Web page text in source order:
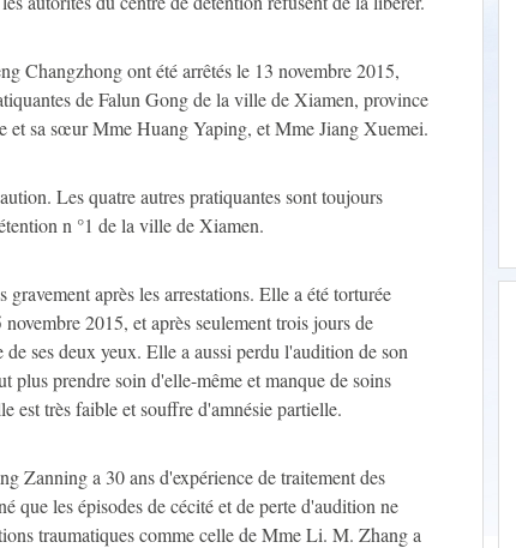
Changzhong ont été arrêtés le 13 novembre 2015,
de Falun Gong de la ville de Xiamen, province
et sa sœur Mme Huang Yaping, et Mme Jiang Xuemei.
Les quatre autres pratiquantes sont toujours
n °1 de la ville de Xiamen.
après les arrestations. Elle a été torturée
2015, et après seulement trois jours de
ses deux yeux. Elle a aussi perdu l'audition de son
plus prendre soin d'elle-même et manque de soins
est très faible et souffre d'amnésie partielle.
Zanning a 30 ans d'expérience de traitement des
que les épisodes de cécité et de perte d'audition ne
traumatiques comme celle de Mme Li. M. Zhang a